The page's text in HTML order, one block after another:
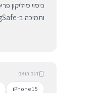
ותמיכה ב-MagSafe, בעיצוב אלגנטי ורך למגע.
דגם תואם
iPhone 15